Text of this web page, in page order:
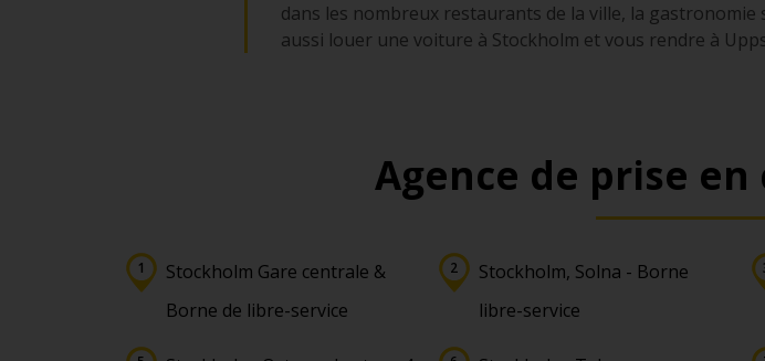
dans les nombreux restaurants de la ville, la
aussi louer une voiture à Stockholm et vous rendre à
Agence de prise
Stockholm Gare centrale &
Borne de libre-service
Stockholm, Solna - Borne
libre-service